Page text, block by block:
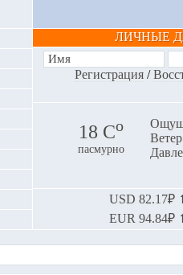
ЛИЧНЫЕ
Регистрация/
18 Сo
пасмурно
USD 82.17₽
EUR 94.84₽